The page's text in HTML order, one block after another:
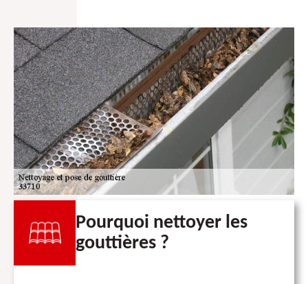
Pourquoi nettoyer les
gouttières ?